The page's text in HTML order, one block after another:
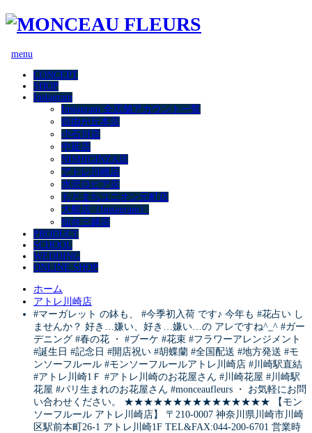
menu
CONCEPT
SHOP
Instagram
Instagram 全店舗アカウント一覧
自由が丘本店
小石川店
中延店
NISHIGINZA店
アトレ川崎店
水沢ロピア店
もとまちユニオン元町店
大船店（Instagram）
仙台三越店
PRODUCT
SCHOOL
WEDDING
ONLINE SHOP
ホーム
アトレ川崎店
#マーガレット の鉢も、 #今季初入荷 です♪ 今年も #花占い し
ませんか？ 好き…嫌い、好き…嫌い…の アレですね^_^ #ガー
デニング #春の花 ・ #ブーケ #花束 #フラワーアレンジメント
#誕生日 #記念日 #開店祝い #胡蝶蘭 #全国配送 #地方発送 #モ
ンソーフルール #モンソーフルールアトレ川崎店 #川崎駅直結
#アトレ川崎1Ｆ #アトレ川崎のお花屋さん #川崎花屋 #川崎駅
花屋 #パリ生まれのお花屋さん #monceaufleurs ・ お気軽にお問
い合わせください。 ★★★★★★★★★★★★★★★ 【モン
ソーフルール アトレ川崎店】 〒210-0007 神奈川県川崎市川崎
区駅前本町26-1 アトレ川崎1F TEL&FAX:044-200-6701 営業時